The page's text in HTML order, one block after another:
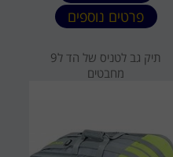
פרטים נוספים
תיק גב לטניס של הד ל9
מחבטים